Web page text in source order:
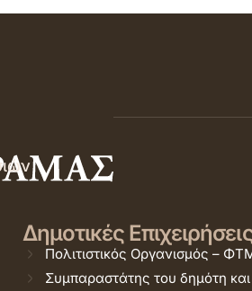
Δημοτικές
Πολιτιστικός Οργανισμός –
Συμπαραστάτης του δημότη και